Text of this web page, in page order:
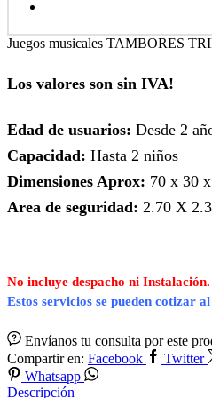
Juegos musicales TAMBORES
Los valores son sin IVA!
Edad de usuarios: Desde 2
Capacidad: Hasta 2 niños
Dimensiones Aprox: 70 x 30
Area de seguridad: 2.70 X
No incluye despacho ni Instalación.
Estos servicios se pueden cotizar
Envíanos tu consulta por este
Compartir en: Facebook Twitter
Whatsapp
Descripción